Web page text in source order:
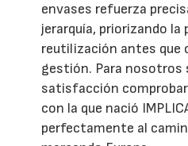
envases refuerza
jerarquía, priorizando la
reutilización antes que
gestión. Para nosotros
satisfacción
con la que nació
perfectamente al